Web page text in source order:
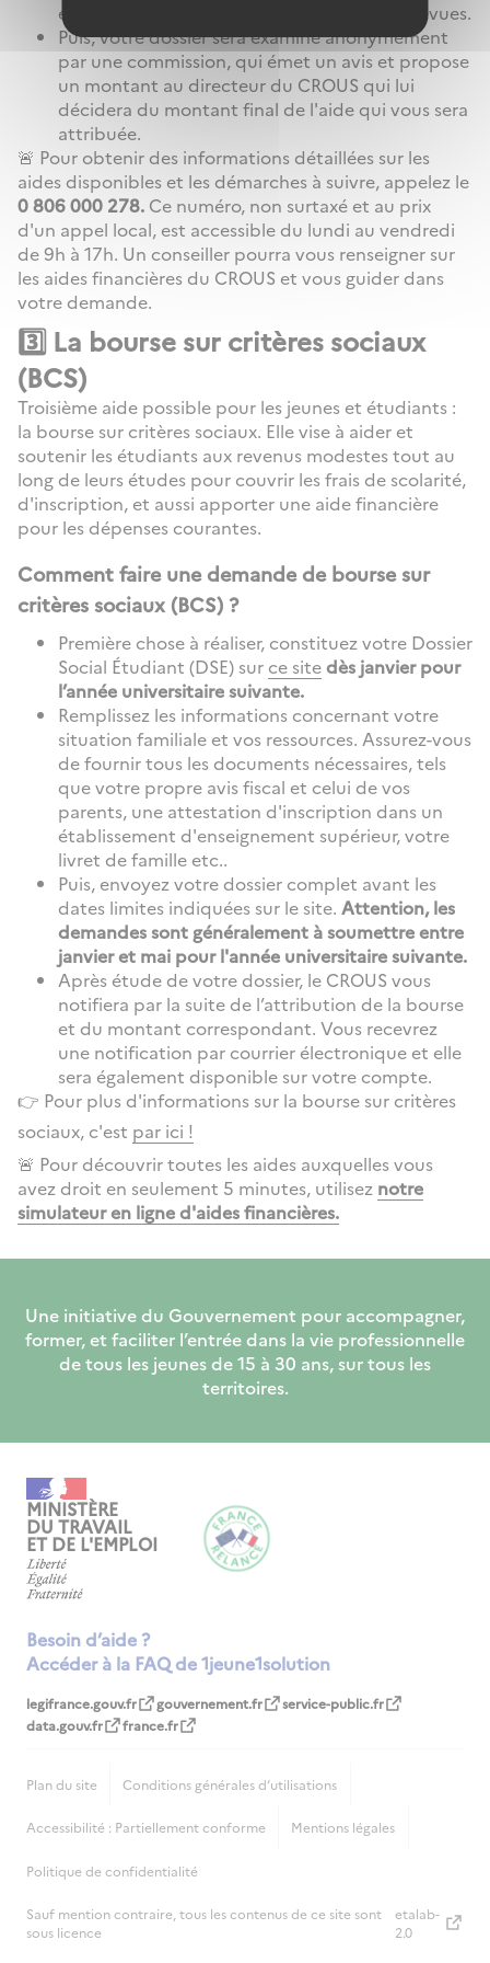
et toutes les preuves de vos dépenses imprévues.
Puis, votre dossier sera examiné anonymement
par une commission, qui émet un avis et propose
un montant au directeur du CROUS qui lui
décidera du montant final de l'aide qui vous sera
attribuée.
🚨 Pour obtenir des informations détaillées sur les
aides disponibles et les démarches à suivre, appelez le
0 806 000 278. Ce numéro, non surtaxé et au prix
d'un appel local, est accessible du lundi au vendredi
de 9h à 17h. Un conseiller pourra vous renseigner sur
les aides financières du CROUS et vous guider dans
votre demande.
3️⃣ La bourse sur critères sociaux
(BCS)
Troisième aide possible pour les jeunes et étudiants :
la bourse sur critères sociaux. Elle vise à aider et
soutenir les étudiants aux revenus modestes tout au
long de leurs études pour couvrir les frais de scolarité,
d'inscription, et aussi apporter une aide financière
pour les dépenses courantes.
Comment faire une demande de bourse sur
critères sociaux (BCS) ?
Première chose à réaliser, constituez votre Dossier
Social Étudiant (DSE) sur ce sitedès janvier pour
l’année universitaire suivante.
Remplissez les informations concernant votre
situation familiale et vos ressources. Assurez-vous
de fournir tous les documents nécessaires, tels
que votre propre avis fiscal et celui de vos
parents, une attestation d'inscription dans un
établissement d'enseignement supérieur, votre
livret de famille etc..
Puis, envoyez votre dossier complet avant les
dates limites indiquées sur le site. Attention, les
demandes sont généralement à soumettre entre
janvier et mai pour l'année universitaire suivante.
Après étude de votre dossier, le CROUS vous
notifiera par la suite de l’attribution de la bourse
et du montant correspondant. Vous recevrez
une notification par courrier électronique et elle
sera également disponible sur votre compte.
👉 Pour plus d'informations sur la bourse sur critères
sociaux, c'est par ici !
🚨 Pour découvrir toutes les aides auxquelles vous
avez droit en seulement 5 minutes, utilisez notre
simulateur en ligne d'aides financières.
Une initiative du Gouvernement pour accompagner,
former, et faciliter l’entrée dans la vie professionnelle
de tous les jeunes de 15 à 30 ans, sur tous les
territoires.
MINISTÈRE
DU TRAVAIL
ET DE L'EMPLOI
Besoin d’aide ?
Accéder à la FAQ de 1jeune1solution
legifrance.gouv.fr gouvernement.fr
service-public.fr
data.gouv.fr
france.fr
Plan du site Conditions générales d‘utilisations
Accessibilité : Partiellement conforme Mentions légales
Politique de confidentialité
Sauf mention contraire, tous les contenus de ce site sont
sous licence
etalab-
2.0